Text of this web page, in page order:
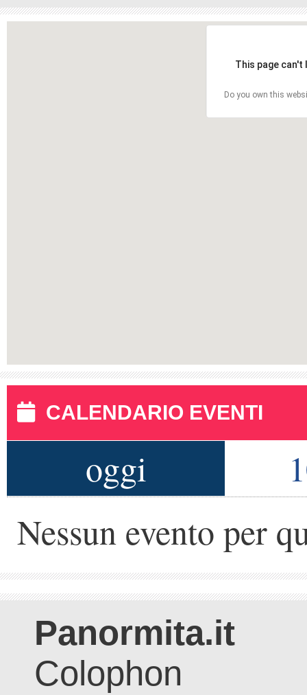
This page
Do you own this
CALENDARIO EVENTI
oggi
Nessun evento per
Panormita.it
Colophon